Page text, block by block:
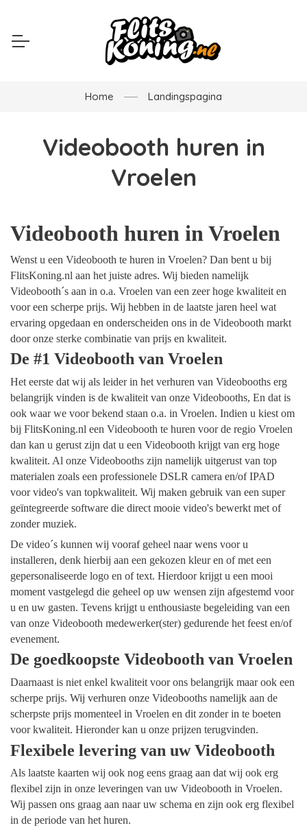
Home Landingspagina
Videobooth huren in
Vroelen
Videobooth huren in Vroelen
Wenst u een Videobooth te huren in Vroelen? Dan bent u bij
FlitsKoning.nl aan het juiste adres. Wij bieden namelijk
Videobooth´s aan in o.a. Vroelen van een zeer hoge kwaliteit en
voor een scherpe prijs. Wij hebben in de laatste jaren heel wat
ervaring opgedaan en onderscheiden ons in de Videobooth markt
door onze sterke combinatie van prijs en kwaliteit.
De #1 Videobooth van Vroelen
Het eerste dat wij als leider in het verhuren van Videobooths erg
belangrijk vinden is de kwaliteit van onze Videobooths, En dat is
ook waar we voor bekend staan o.a. in Vroelen. Indien u kiest om
bij FlitsKoning.nl een Videobooth te huren voor de regio Vroelen
dan kan u gerust zijn dat u een Videobooth krijgt van erg hoge
kwaliteit. Al onze Videobooths zijn namelijk uitgerust van top
materialen zoals een professionele DSLR camera en/of IPAD
voor video's van topkwaliteit. Wij maken gebruik van een super
geïntegreerde software die direct mooie video's bewerkt met of
zonder muziek.
De video´s kunnen wij vooraf geheel naar wens voor u
installeren, denk hierbij aan een gekozen kleur en of met een
gepersonaliseerde logo en of text. Hierdoor krijgt u een mooi
moment vastgelegd die geheel op uw wensen zijn afgestemd voor
u en uw gasten. Tevens krijgt u enthousiaste begeleiding van een
van onze Videobooth medewerker(ster) gedurende het feest en/of
evenement.
De goedkoopste Videobooth van Vroelen
Daarnaast is niet enkel kwaliteit voor ons belangrijk maar ook een
scherpe prijs. Wij verhuren onze Videobooths namelijk aan de
scherpste prijs momenteel in Vroelen en dit zonder in te boeten
voor kwaliteit. Hieronder kan u onze prijzen terugvinden.
Flexibele levering van uw Videobooth
Als laatste kaarten wij ook nog eens graag aan dat wij ook erg
flexibel zijn in onze leveringen van uw Videobooth in Vroelen.
Wij passen ons graag aan naar uw schema en zijn ook erg flexibel
in de periode van het huren.